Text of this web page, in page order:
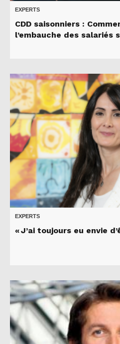
EXPERTS
CDD saisonniers :
l’embauche des salariés
EXPERTS
« J’ai toujours eu envie